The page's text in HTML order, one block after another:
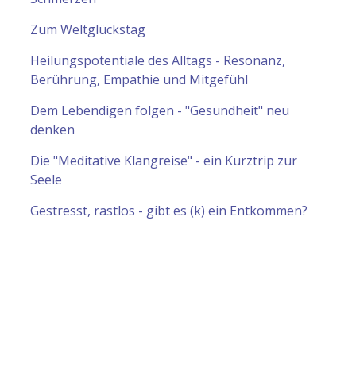
Zum Weltglückstag
Heilungspotentiale des Alltags - Resonanz,
Berührung, Empathie und Mitgefühl
Dem Lebendigen folgen - "Gesundheit" neu
denken
Die "Meditative Klangreise" - ein Kurztrip zur
Seele
Gestresst, rastlos - gibt es (k) ein Entkommen?